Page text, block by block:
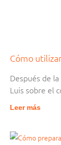
Cómo
Después de
Luis sobre el
Leer más